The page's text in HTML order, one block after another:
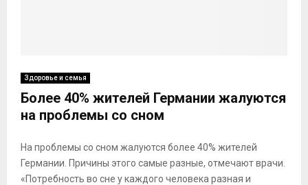
Здоровье и семья
Более 40% жителей Германии жалуются
на проблемы со сном
На проблемы со сном жалуются более 40% жителей
Германии. Причины этого самые разные, отмечают врачи.
«Потребность во сне у каждого человека разная и